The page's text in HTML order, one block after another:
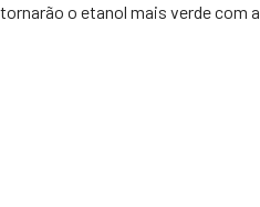
o etanol mais verde com a